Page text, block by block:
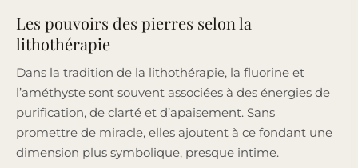
Les pouvoirs des pierres selon la
lithothérapie
Dans la tradition de la lithothérapie, la fluorine et
l’améthyste sont souvent associées à des énergies de
purification, de clarté et d’apaisement. Sans
promettre de miracle, elles ajoutent à ce fondant une
dimension plus symbolique, presque intime.